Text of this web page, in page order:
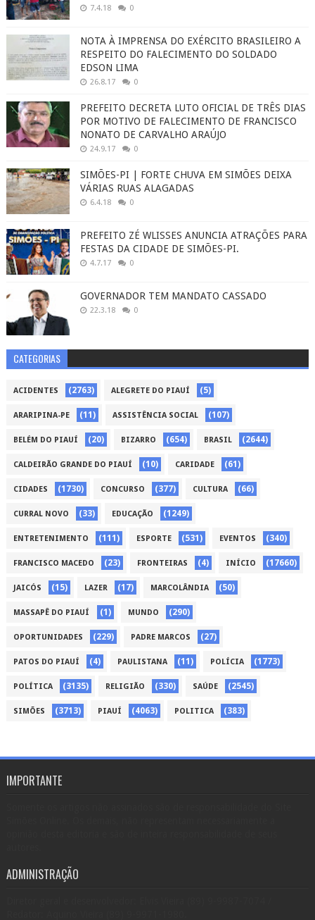
7.4.18 0
NOTA À IMPRENSA DO EXÉRCITO BRASILEIRO A
RESPEITO DO FALECIMENTO DO SOLDADO
EDSON LIMA
26.8.17 0
PREFEITO DECRETA LUTO OFICIAL DE TRÊS DIAS
POR MOTIVO DE FALECIMENTO DE FRANCISCO
NONATO DE CARVALHO ARAÚJO
24.9.17 0
SIMÕES-PI | FORTE CHUVA EM SIMÕES DEIXA
VÁRIAS RUAS ALAGADAS
6.4.18 0
PREFEITO ZÉ WLISSES ANUNCIA ATRAÇÕES PARA
FESTAS DA CIDADE DE SIMÕES-PI.
4.7.17 0
GOVERNADOR TEM MANDATO CASSADO
22.3.18 0
CATEGORIAS
ACIDENTES (2763) ALEGRETE DO PIAUÍ (5)
ARARIPINA-PE (11) ASSISTÊNCIA SOCIAL (107)
BELÉM DO PIAUÍ (20) BIZARRO (654) BRASIL (2644)
CALDEIRÃO GRANDE DO PIAUÍ (10) CARIDADE (61)
CIDADES (1730) CONCURSO (377) CULTURA (66)
CURRAL NOVO (33) EDUCAÇÃO (1249)
ENTRETENIMENTO (111) ESPORTE (531) EVENTOS (340)
FRANCISCO MACEDO (23) FRONTEIRAS (4) INÍCIO (17660)
JAICÓS (15) LAZER (17) MARCOLÂNDIA (50)
MASSAPÊ DO PIAUÍ (1) MUNDO (290)
OPORTUNIDADES (229) PADRE MARCOS (27)
PATOS DO PIAUÍ (4) PAULISTANA (11) POLÍCIA (1773)
POLÍTICA (3135) RELIGIÃO (330) SAÚDE (2545)
SIMÕES (3713) PIAUÍ (4063) POLITICA (383)
IMPORTANTE
ADMINISTRAÇÃO